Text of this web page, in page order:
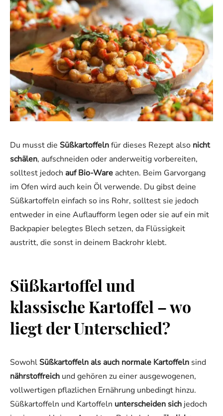
Du musst die Süßkartoffelnfür dieses Rezept also nicht
schälen, aufschneiden oder anderweitig vorbereiten,
solltest jedoch auf Bio-Ware achten. Beim Garvorgang
im Ofen wird auch kein Öl verwende. Du gibst deine
Süßkartoffeln einfach so ins Rohr, solltest sie jedoch
entweder in eine Auflaufform legen oder sie auf ein mit
Backpapier belegtes Blech setzen, da Flüssigkeit
austritt, die sonst in deinem Backrohr klebt.
Süßkartoffel und
klassische Kartoffel – wo
liegt der Unterschied?
SowohlSüßkartoffeln als auch normale Kartoffeln sind
nährstoffreich und gehören zu einer ausgewogenen,
vollwertigen pflazlichen Ernährung unbedingt hinzu.
Süßkartoffeln und Kartoffeln unterscheiden sich jedoch